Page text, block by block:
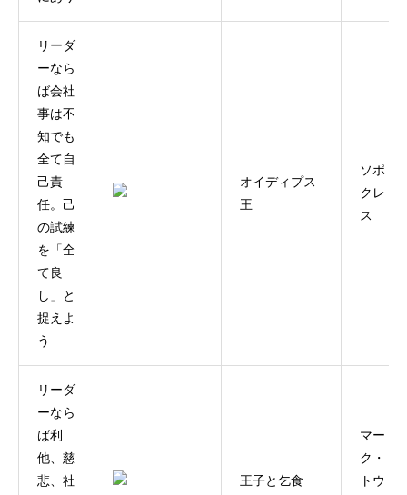
リーダ
ーなら
ば会社
事は不
知でも
全て自
己責
任。己
の試練
を「全
て良
し」と
捉えよ
う
オイディプス
王
ソポ
クレ
ス
リーダ
ーなら
ば利
他、慈
悲、社
王子と乞食
マー
ク・
トウ